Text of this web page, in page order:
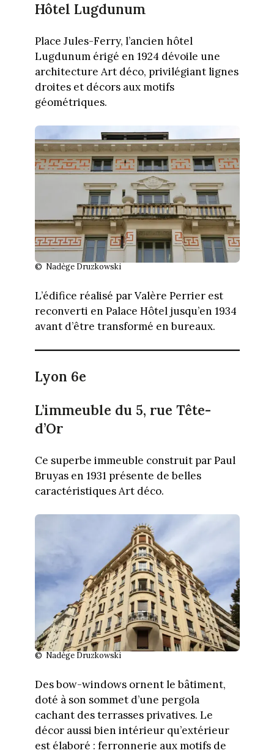
Hôtel Lugdunum
Place Jules-Ferry, l’ancien hôtel
Lugdunum érigé en 1924 dévoile une
architecture Art déco, privilégiant lignes
droites et décors aux motifs
géométriques.
© Nadège Druzkowski
L’édifice réalisé par Valère Perrier est
reconverti en Palace Hôtel jusqu’en 1934
avant d’être transformé en bureaux.
Lyon 6e
L’immeuble du 5, rue Tête-
d’Or
Ce superbe immeuble construit par Paul
Bruyas en 1931 présente de belles
caractéristiques Art déco.
© Nadège Druzkowski
Des bow-windows ornent le bâtiment,
doté à son sommet d’une pergola
cachant des terrasses privatives. Le
décor aussi bien intérieur qu’extérieur
est élaboré : ferronnerie aux motifs de